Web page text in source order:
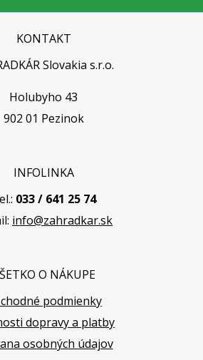
KONTAKT
Slovakia s.r.o.
Holubyho 43
902 01 Pezinok
INFOLINKA
033 / 641 25 74
info@zahradkar.sk
O NÁKUPE
podmienky
dopravy a platby
osobných údajov